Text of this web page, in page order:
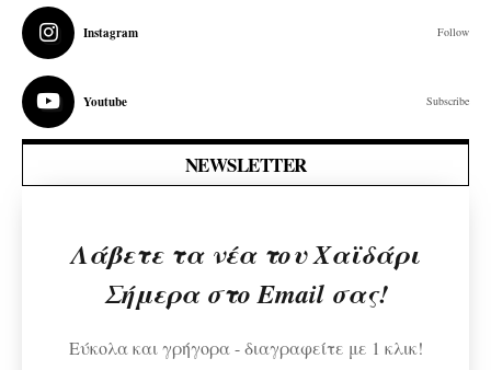
Instagram Follow
Youtube Subscribe
NEWSLETTER
Λάβετε τα νέα του Χαϊδάρι
Σήμερα στο Email σας!
Εύκολα και γρήγορα - διαγραφείτε με 1 κλικ!